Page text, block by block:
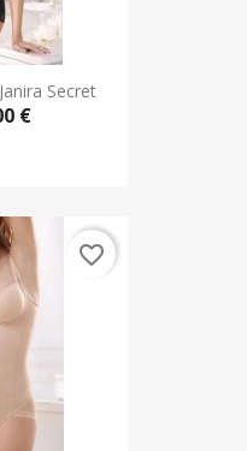
Secret
€
favorite_border